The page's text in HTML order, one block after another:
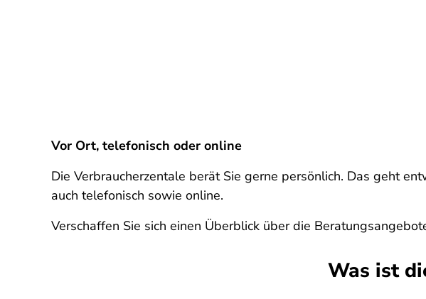
Vor Ort, telefonisch oder online
Die Verbraucherzentale berät Sie gerne persönlich. Das geht
auch telefonisch sowie online.
Verschaffen Sie sich einen Überblick über die
Was ist